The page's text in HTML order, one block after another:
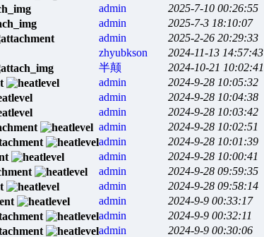
admin
2025-7-10 00:26:55
admin
2025-7-3 18:10:07
admin
2025-2-26 20:29:33
zhyubkson
2024-11-13 14:57:43
半颠
2024-10-21 10:02:41
admin
2024-9-28 10:05:32
admin
2024-9-28 10:04:38
admin
2024-9-28 10:03:42
admin
2024-9-28 10:02:51
admin
2024-9-28 10:01:39
admin
2024-9-28 10:00:41
admin
2024-9-28 09:59:35
admin
2024-9-28 09:58:14
admin
2024-9-9 00:33:17
admin
2024-9-9 00:32:11
admin
2024-9-9 00:30:06